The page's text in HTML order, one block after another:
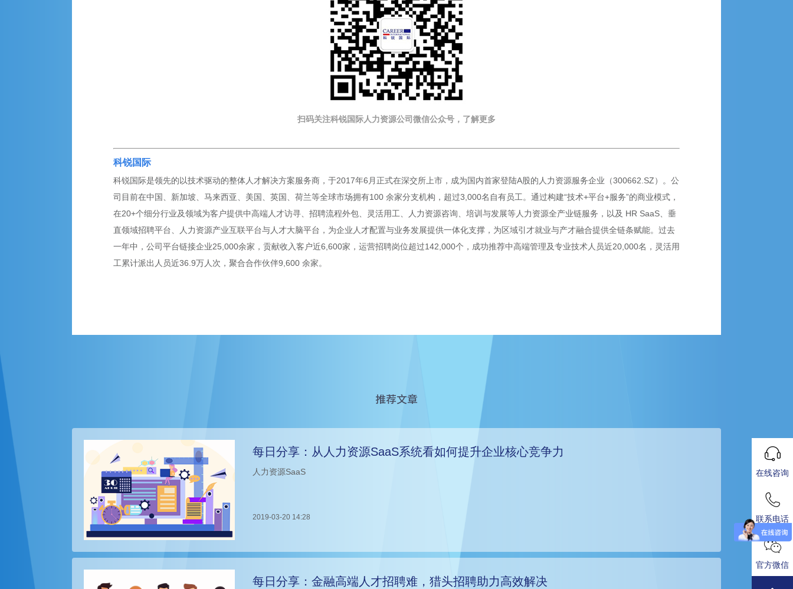
扫码关注科锐国际人力资源公司微信公众号，了解更多
科锐国际
科锐国际是领先的以技术驱动的整体人才解决方案服务商，于2017年6月正式在深交所上市，成为国内首家登陆A股的人力资源服务企业（300662.SZ）。公
司目前在中国、新加坡、马来西亚、美国、英国、荷兰等全球市场拥有100 余家分支机构，超过3,000名自有员工。通过构建“技术+平台+服务”的商业模式，
在20+个细分行业及领域为客户提供中高端人才访寻、招聘流程外包、灵活用工、人力资源咨询、培训与发展等人力资源全产业链服务，以及 HR SaaS、垂
直领域招聘平台、人力资源产业互联平台与人才大脑平台，为企业人才配置与业务发展提供一体化支撑，为区域引才就业与产才融合提供全链条赋能。过去
一年中，公司平台链接企业25,000余家，贡献收入客户近6,600家，运营招聘岗位超过142,000个，成功推荐中高端管理及专业技术人员近20,000名，灵活用
工累计派出人员近36.9万人次，聚合合作伙伴9,600 余家。
推荐文章
每日分享：从人力资源SaaS系统看如何提升企业核心竞争力
人力资源SaaS
2019-03-20 14:28
每日分享：金融高端人才招聘难，猎头招聘助力高效解决
在线咨询
联系电话
官方微信